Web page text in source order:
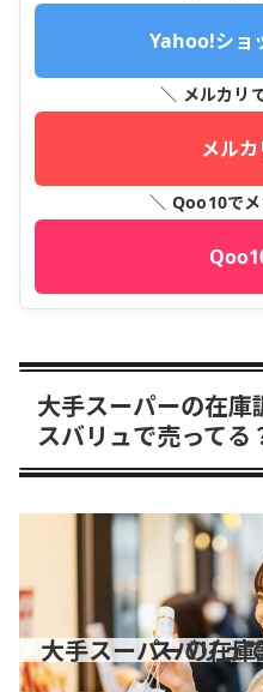
Yahoo!ショ
＼ メルカリ
メル
＼ Qoo10で
大手スーパーの在庫
スバリュで売ってる
大手スーパーの在庫調査！